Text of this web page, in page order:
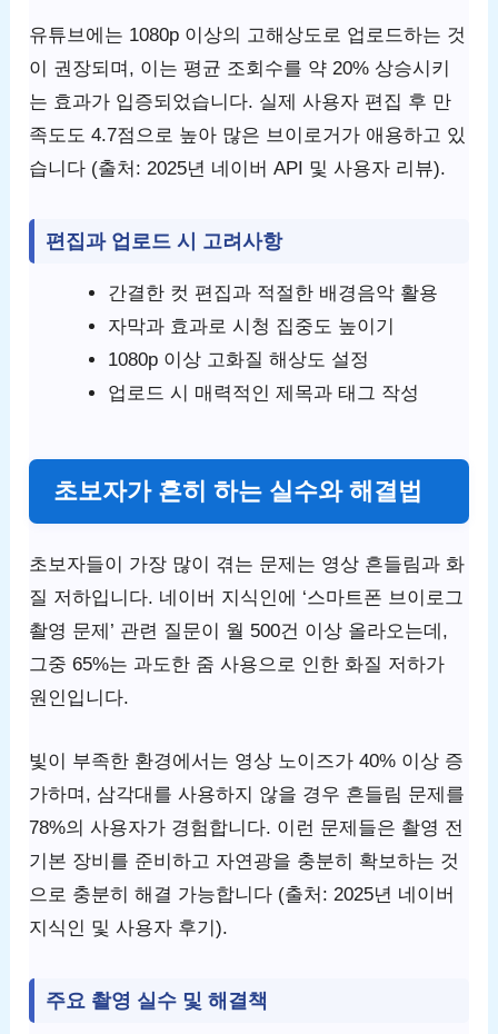
유튜브에는 1080p 이상의 고해상도로 업로드하는 것
이 권장되며, 이는 평균 조회수를 약 20% 상승시키
는 효과가 입증되었습니다. 실제 사용자 편집 후 만
족도도 4.7점으로 높아 많은 브이로거가 애용하고 있
습니다 (출처: 2025년 네이버 API 및 사용자 리뷰).
편집과 업로드 시 고려사항
간결한 컷 편집과 적절한 배경음악 활용
자막과 효과로 시청 집중도 높이기
1080p 이상 고화질 해상도 설정
업로드 시 매력적인 제목과 태그 작성
초보자가 흔히 하는 실수와 해결법
초보자들이 가장 많이 겪는 문제는 영상 흔들림과 화
질 저하입니다. 네이버 지식인에 ‘스마트폰 브이로그
촬영 문제’ 관련 질문이 월 500건 이상 올라오는데,
그중 65%는 과도한 줌 사용으로 인한 화질 저하가
원인입니다.
빛이 부족한 환경에서는 영상 노이즈가 40% 이상 증
가하며, 삼각대를 사용하지 않을 경우 흔들림 문제를
78%의 사용자가 경험합니다. 이런 문제들은 촬영 전
기본 장비를 준비하고 자연광을 충분히 확보하는 것
으로 충분히 해결 가능합니다 (출처: 2025년 네이버
지식인 및 사용자 후기).
주요 촬영 실수 및 해결책